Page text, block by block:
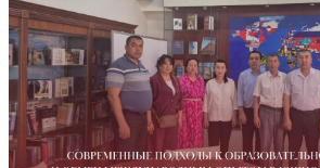
В ФИЛИАЛЕ
ОТКРЫТЫХ ДВЕРЕЙ
178